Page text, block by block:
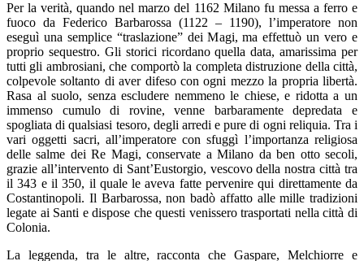
Per la verità, quando nel marzo del 1162 Milano fu messa a ferro e
fuoco da Federico Barbarossa (1122 – 1190), l’imperatore non
eseguì una semplice “traslazione” dei Magi, ma effettuò un vero e
proprio sequestro. Gli storici ricordano quella data, amarissima per
tutti gli ambrosiani, che comportò la completa distruzione della città,
colpevole soltanto di aver difeso con ogni mezzo la propria libertà.
Rasa al suolo, senza escludere nemmeno le chiese, e ridotta a un
immenso cumulo di rovine, venne barbaramente depredata e
spogliata di qualsiasi tesoro, degli arredi e pure di ogni reliquia. Tra i
vari oggetti sacri, all’imperatore con sfuggì l’importanza religiosa
delle salme dei Re Magi, conservate a Milano da ben otto secoli,
grazie all’intervento di Sant’Eustorgio, vescovo della nostra città tra
il 343 e il 350, il quale le aveva fatte pervenire qui direttamente da
Costantinopoli. Il Barbarossa, non badò affatto alle mille tradizioni
legate ai Santi e dispose che questi venissero trasportati nella città di
Colonia.
La leggenda, tra le altre, racconta che Gaspare, Melchiorre e